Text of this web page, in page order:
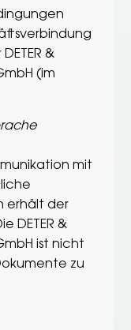
&
(im
mit
erhält der
DETER &
ist nicht
zu